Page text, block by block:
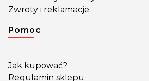
Zwroty i reklamacje
Pomoc
Jak kupować?
Regulamin sklepu